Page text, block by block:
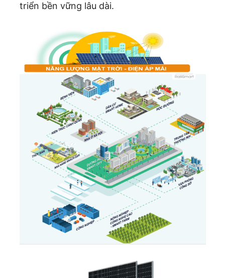
triển bền vững lâu dài.